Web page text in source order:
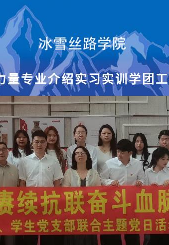
量专业介绍实习实训学团